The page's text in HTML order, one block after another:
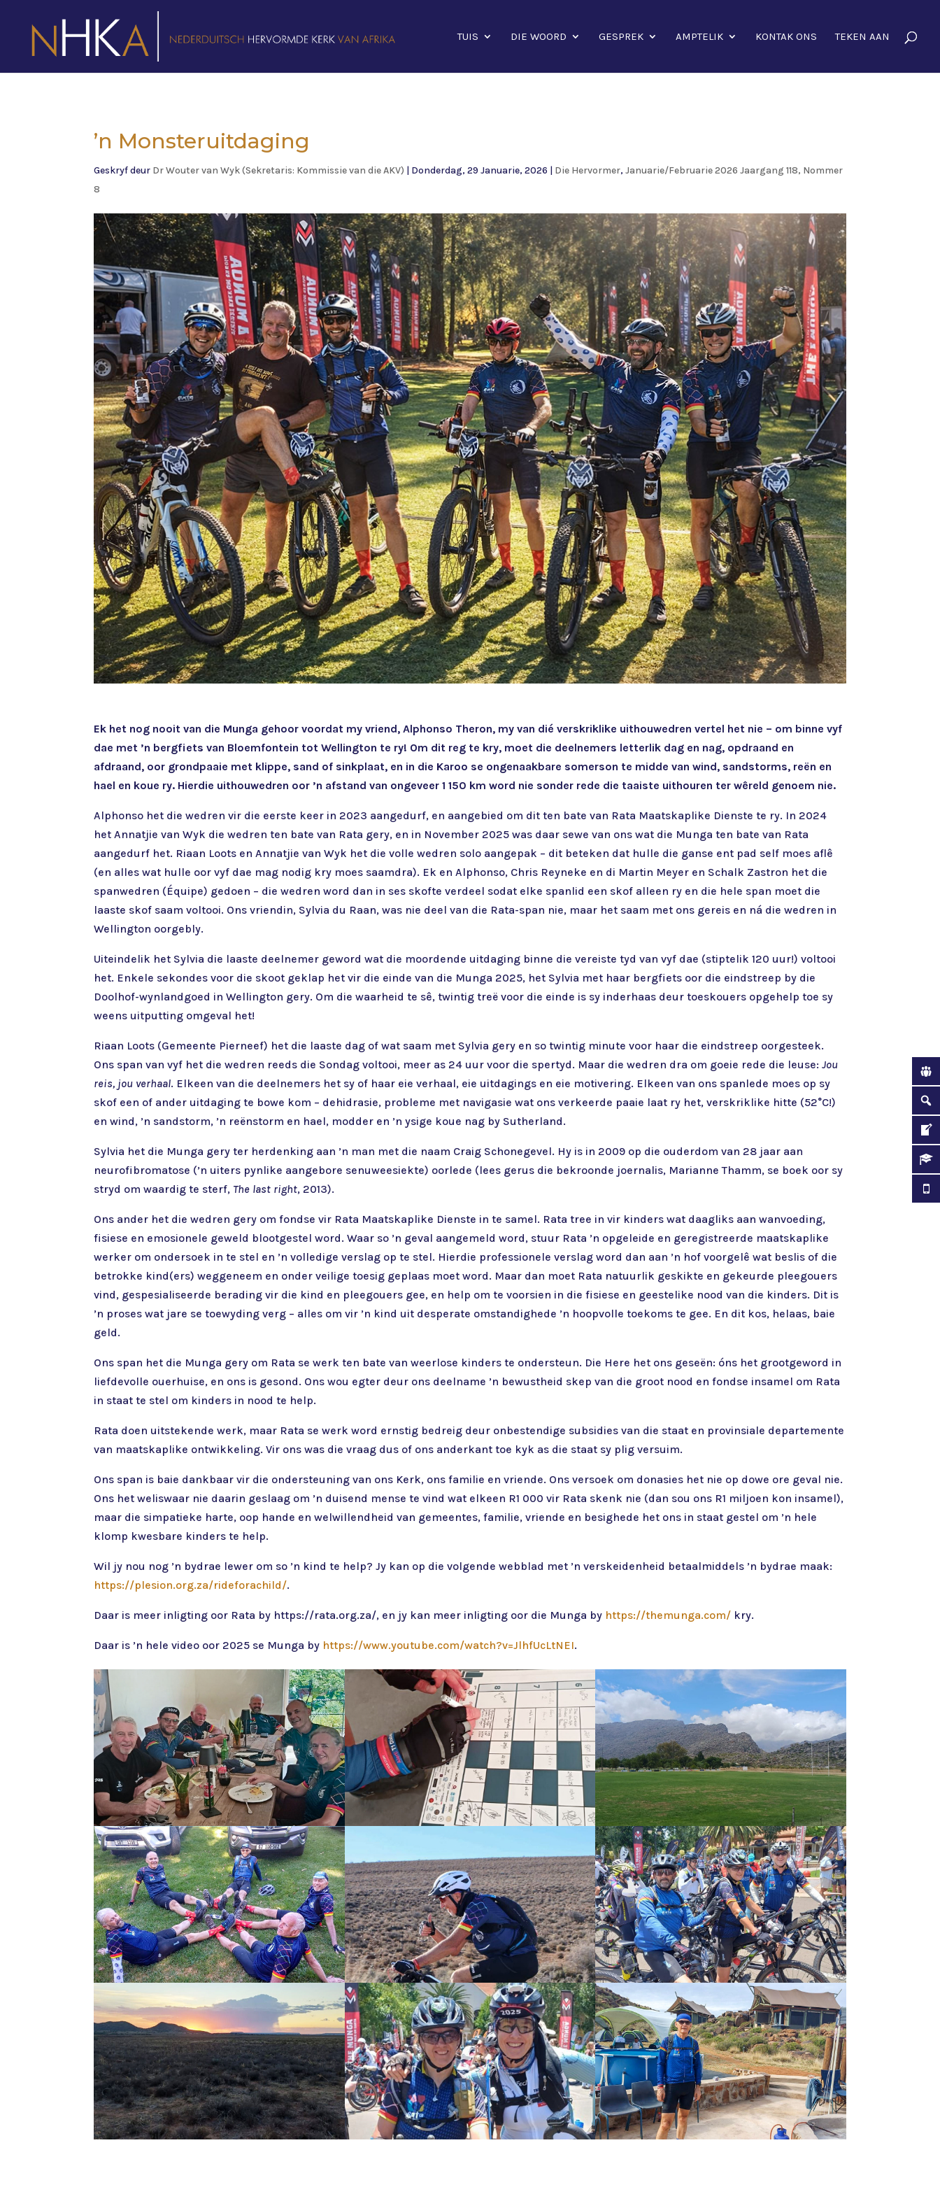
TUIS DIE WOORD GESPREK AMPTELIK KONTAK ONS TEKEN AAN
’n Monsteruitdaging
Geskryf deur Dr Wouter van Wyk (Sekretaris: Kommissie van die AKV) | Donderdag, 29 Januarie, 2026 | Die Hervormer,Januarie/Februarie 2026 Jaargang 118, Nommer
8
Ek het nog nooit van die Munga gehoor voordat my vriend, Alphonso Theron, my van dié verskriklike uithouwedren vertel het nie – om binne vyf
dae met ’n bergfiets van Bloemfontein tot Wellington te ry! Om dit reg te kry, moet die deelnemers letterlik dag en nag, opdraand en
afdraand, oor grondpaaie met klippe, sand of sinkplaat, en in die Karoo se ongenaakbare somerson te midde van wind, sandstorms, reën en
hael en koue ry. Hierdie uithouwedren oor ’n afstand van ongeveer 1 150 km word nie sonder rede die taaiste uithouren ter wêreld genoem nie.
Alphonso het die wedren vir die eerste keer in 2023 aangedurf, en aangebied om dit ten bate van Rata Maatskaplike Dienste te ry. In 2024
het Annatjie van Wyk die wedren ten bate van Rata gery, en in November 2025 was daar sewe van ons wat die Munga ten bate van Rata
aangedurf het. Riaan Loots en Annatjie van Wyk het die volle wedren solo aangepak – dit beteken dat hulle die ganse ent pad self moes aflê
(en alles wat hulle oor vyf dae mag nodig kry moes saamdra). Ek en Alphonso, Chris Reyneke en di Martin Meyer en Schalk Zastron het die
spanwedren (Équipe) gedoen – die wedren word dan in ses skofte verdeel sodat elke spanlid een skof alleen ry en die hele span moet die
laaste skof saam voltooi. Ons vriendin, Sylvia du Raan, was nie deel van die Rata-span nie, maar het saam met ons gereis en ná die wedren in
Wellington oorgebly.
Uiteindelik het Sylvia die laaste deelnemer geword wat die moordende uitdaging binne die vereiste tyd van vyf dae (stiptelik 120 uur!) voltooi
het. Enkele sekondes voor die skoot geklap het vir die einde van die Munga 2025, het Sylvia met haar bergfiets oor die eindstreep by die
Doolhof-wynlandgoed in Wellington gery. Om die waarheid te sê, twintig treë voor die einde is sy inderhaas deur toeskouers opgehelp toe sy
weens uitputting omgeval het!
Riaan Loots (Gemeente Pierneef) het die laaste dag of wat saam met Sylvia gery en so twintig minute voor haar die eindstreep oorgesteek.
Ons span van vyf het die wedren reeds die Sondag voltooi, meer as 24 uur voor die spertyd. Maar die wedren dra om goeie rede die leuse:Jou
reis, jou verhaal. Elkeen van die deelnemers het sy of haar eie verhaal, eie uitdagings en eie motivering. Elkeen van ons spanlede moes op sy
skof een of ander uitdaging te bowe kom – dehidrasie, probleme met navigasie wat ons verkeerde paaie laat ry het, verskriklike hitte (52°C!)
en wind, ’n sandstorm, ’n reënstorm en hael, modder en ’n ysige koue nag by Sutherland.
Sylvia het die Munga gery ter herdenking aan ’n man met die naam Craig Schonegevel. Hy is in 2009 op die ouderdom van 28 jaar aan
neurofibromatose (’n uiters pynlike aangebore senuweesiekte) oorlede (lees gerus die bekroonde joernalis, Marianne Thamm, se boek oor sy
stryd om waardig te sterf, The last right, 2013).
Ons ander het die wedren gery om fondse vir Rata Maatskaplike Dienste in te samel. Rata tree in vir kinders wat daagliks aan wanvoeding,
fisiese en emosionele geweld blootgestel word. Waar so ’n geval aangemeld word, stuur Rata ’n opgeleide en geregistreerde maatskaplike
werker om ondersoek in te stel en ’n volledige verslag op te stel. Hierdie professionele verslag word dan aan ’n hof voorgelê wat beslis of die
betrokke kind(ers) weggeneem en onder veilige toesig geplaas moet word. Maar dan moet Rata natuurlik geskikte en gekeurde pleegouers
vind, gespesialiseerde berading vir die kind en pleegouers gee, en help om te voorsien in die fisiese en geestelike nood van die kinders. Dit is
’n proses wat jare se toewyding verg – alles om vir ’n kind uit desperate omstandighede ’n hoopvolle toekoms te gee. En dit kos, helaas, baie
geld.
Ons span het die Munga gery om Rata se werk ten bate van weerlose kinders te ondersteun. Die Here het ons geseën: óns het grootgeword in
liefdevolle ouerhuise, en ons is gesond. Ons wou egter deur ons deelname ’n bewustheid skep van die groot nood en fondse insamel om Rata
in staat te stel om kinders in nood te help.
Rata doen uitstekende werk, maar Rata se werk word ernstig bedreig deur onbestendige subsidies van die staat en provinsiale departemente
van maatskaplike ontwikkeling. Vir ons was die vraag dus of ons anderkant toe kyk as die staat sy plig versuim.
Ons span is baie dankbaar vir die ondersteuning van ons Kerk, ons familie en vriende. Ons versoek om donasies het nie op dowe ore geval nie.
Ons het weliswaar nie daarin geslaag om ’n duisend mense te vind wat elkeen R1 000 vir Rata skenk nie (dan sou ons R1 miljoen kon insamel),
maar die simpatieke harte, oop hande en welwillendheid van gemeentes, familie, vriende en besighede het ons in staat gestel om ’n hele
klomp kwesbare kinders te help.
Wil jy nou nog ’n bydrae lewer om so ’n kind te help? Jy kan op die volgende webblad met ’n verskeidenheid betaalmiddels ’n bydrae maak:
https://plesion.org.za/rideforachild/.
Daar is meer inligting oor Rata by https://rata.org.za/, en jy kan meer inligting oor die Munga by https://themunga.com/ kry.
Daar is ’n hele video oor 2025 se Munga by https://www.youtube.com/watch?v=JlhfUcLtNEI.